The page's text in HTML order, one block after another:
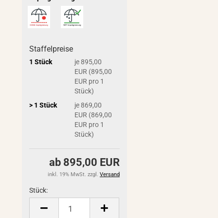
Staffelpreise
1 Stück
je 895,00
EUR (895,00
EUR pro 1
Stück)
> 1 Stück
je 869,00
EUR (869,00
EUR pro 1
Stück)
ab 895,00 EUR
inkl. 19% MwSt. zzgl. Versand
Stück:
Stück